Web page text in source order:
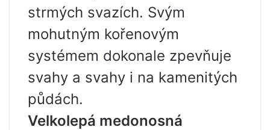
strmých svazích. Svým
mohutným kořenovým
systémem dokonale zpevňuje
svahy a svahy i na kamenitých
půdách.
Velkolepá medonosná